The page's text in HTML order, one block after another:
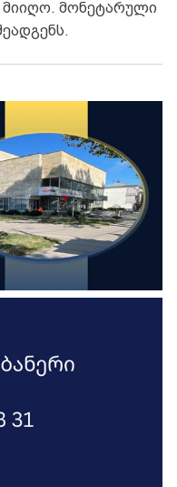
მიიღო. მონეტარული